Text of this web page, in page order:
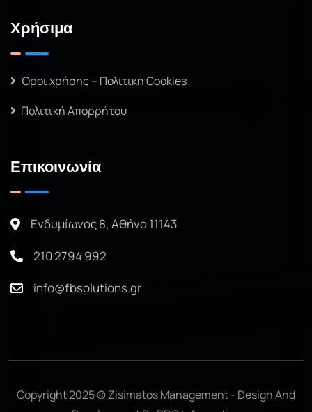
Χρήσιμα
Όροι χρήσης – Πολιτική Cookies
Πολιτική Απορρήτου
Επικοινωνία
Ενδυμίωνος 8, Αθήνα 11143
210 2794 992
info@fbsolutions.gr
Copyright 2025 © Zisimatos Management - Design And